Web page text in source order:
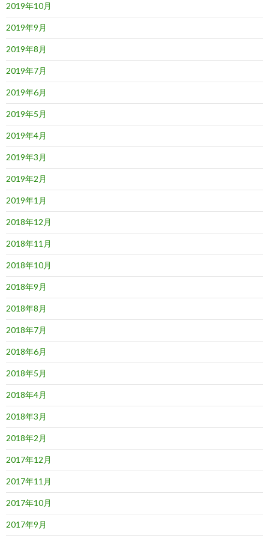
2019年10月
2019年9月
2019年8月
2019年7月
2019年6月
2019年5月
2019年4月
2019年3月
2019年2月
2019年1月
2018年12月
2018年11月
2018年10月
2018年9月
2018年8月
2018年7月
2018年6月
2018年5月
2018年4月
2018年3月
2018年2月
2017年12月
2017年11月
2017年10月
2017年9月